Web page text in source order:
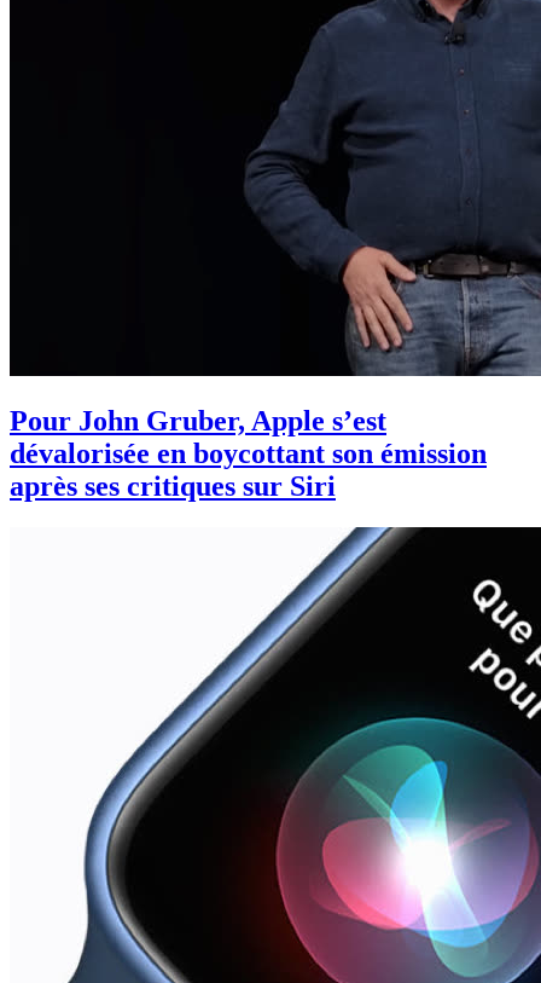
Pour John Gruber, Apple s’est
dévalorisée en boycottant son émission
après ses critiques sur Siri